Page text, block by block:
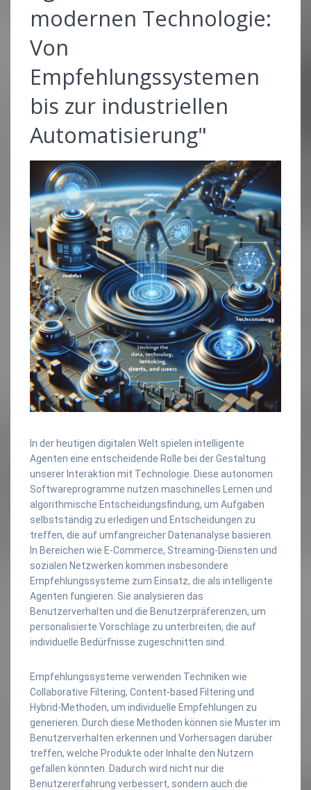
modernen Technologie:
Von
Empfehlungssystemen
bis zur industriellen
Automatisierung"
In der heutigen digitalen Welt spielen intelligente
Agenten eine entscheidende Rolle bei der Gestaltung
unserer Interaktion mit Technologie. Diese autonomen
Softwareprogramme nutzen maschinelles Lernen und
algorithmische Entscheidungsfindung, um Aufgaben
selbstständig zu erledigen und Entscheidungen zu
treffen, die auf umfangreicher Datenanalyse basieren.
In Bereichen wie E-Commerce, Streaming-Diensten und
sozialen Netzwerken kommen insbesondere
Empfehlungssysteme zum Einsatz, die als intelligente
Agenten fungieren. Sie analysieren das
Benutzerverhalten und die Benutzerpräferenzen, um
personalisierte Vorschläge zu unterbreiten, die auf
individuelle Bedürfnisse zugeschnitten sind.
Empfehlungssysteme verwenden Techniken wie
Collaborative Filtering, Content-based Filtering und
Hybrid-Methoden, um individuelle Empfehlungen zu
generieren. Durch diese Methoden können sie Muster im
Benutzerverhalten erkennen und Vorhersagen darüber
treffen, welche Produkte oder Inhalte den Nutzern
gefallen könnten. Dadurch wird nicht nur die
Benutzererfahrung verbessert, sondern auch die